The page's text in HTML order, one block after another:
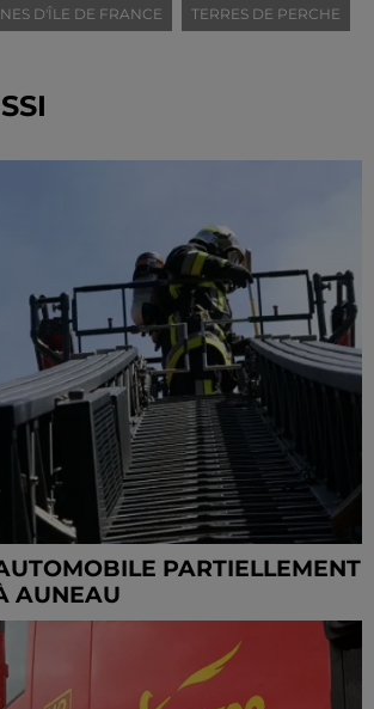
D'ÎLE DE FRANCE TERRES DE PERCHE
PARTIELLEMENT
AUNEAU